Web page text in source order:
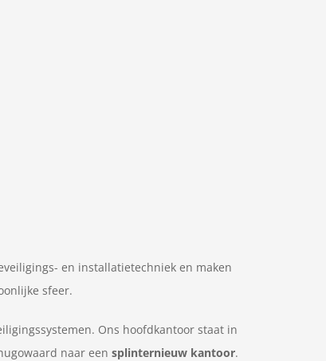
en installatietechniek en maken
sfeer.
Ons hoofdkantoor staat in
naar een splinternieuw kantoor.